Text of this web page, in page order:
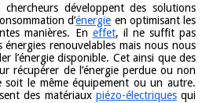
chercheurs développent des solutions
d’énergie en optimisant les
manières. En effet, il ne suffit pas
énergies renouvelables mais nous nous
l’énergie disponible. Cet ainsi que des
récupérer de l’énergie perdue ou non
soit le même équipement ou un autre.
des matériaux piézo-électriquesqui